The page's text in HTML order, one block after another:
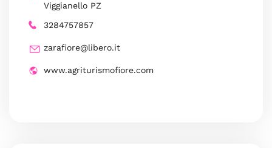
Viggianello PZ
3284757857
zarafiore@libero.it
www.agriturismofiore.com